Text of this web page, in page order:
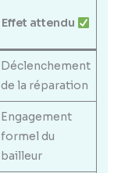
Effet attendu
Déclenchement
de la réparation
Engagement
formel du
bailleur